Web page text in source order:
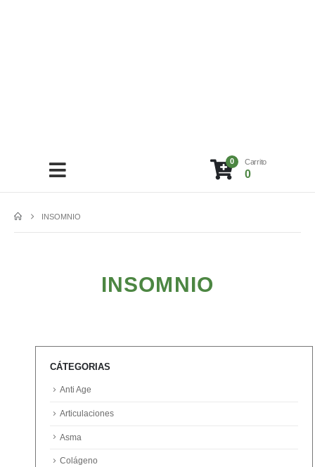
0 Carrito
0
INSOMNIO
INSOMNIO
CÁTEGORIAS
Anti Age
Articulaciones
Asma
Colágeno